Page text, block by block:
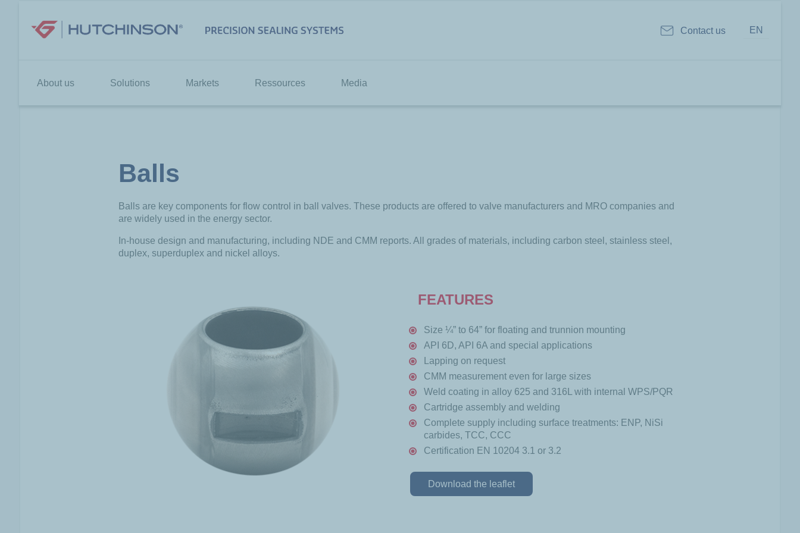
Contact us EN
About us Solutions Markets Ressources Media
Balls
Balls are key components for flow control in ball valves. These products are offered to valve manufacturers and MRO companies and
are widely used in the energy sector.
In-house design and manufacturing, including NDE and CMM reports. All grades of materials, including carbon steel, stainless steel,
duplex, superduplex and nickel alloys.
FEATURES
Size ¼” to 64” for floating and trunnion mounting
API 6D, API 6A and special applications
Lapping on request
CMM measurement even for large sizes
Weld coating in alloy 625 and 316L with internal WPS/PQR
Cartridge assembly and welding
Complete supply including surface treatments: ENP, NiSi
carbides, TCC, CCC
Certification EN 10204 3.1 or 3.2
Download the leaflet